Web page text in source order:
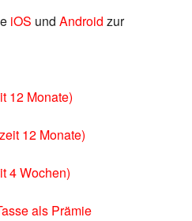
iOS und Android zur
12 Monate)
12 Monate)
4 Wochen)
als Prämie